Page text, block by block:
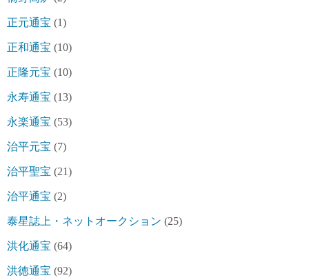
正元通宝 (1)
正和通宝 (10)
正隆元宝 (10)
永寿通宝 (13)
永楽通宝 (53)
治平元宝 (7)
治平聖宝 (21)
治平通宝 (2)
泰星誌上・ネットオークション (25)
洪化通宝 (64)
洪徳通宝 (92)